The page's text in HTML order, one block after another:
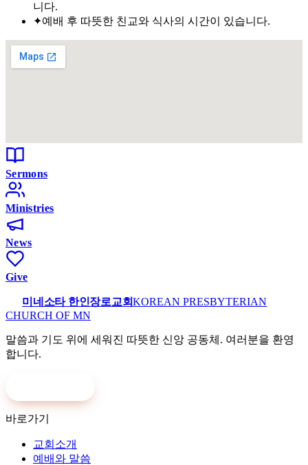
니다.
✦예배 후 따뜻한 친교와 식사의 시간이 있습니다.
Sermons
Ministries
News
Give
미네소타 한인장로교회KOREAN PRESBYTERIAN
CHURCH OF MN
말씀과 기도 위에 세워진 따뜻한 신앙 공동체. 여러분을 환영
합니다.
바로가기
교회소개
예배와 말씀